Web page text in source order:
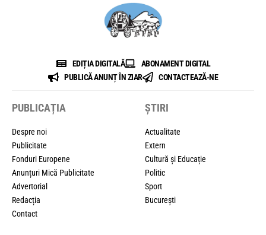
EDIȚIA DIGITALĂ
ABONAMENT DIGITAL
PUBLICĂ ANUNȚ ÎN ZIAR
CONTACTEAZĂ-NE
PUBLICAȚIA
Despre noi
Publicitate
Fonduri Europene
Anunțuri Mică Publicitate
Advertorial
Redacția
Contact
ȘTIRI
Actualitate
Extern
Cultură și Educație
Politic
Sport
București